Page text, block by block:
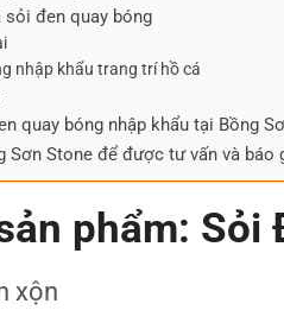
sỏi đen quay bóng
nhập khẩu trang trí hồ cá
quay bóng nhập khẩu tại Bồng
Sơn Stone để được tư vấn và
phẩm: Sỏi
xộn